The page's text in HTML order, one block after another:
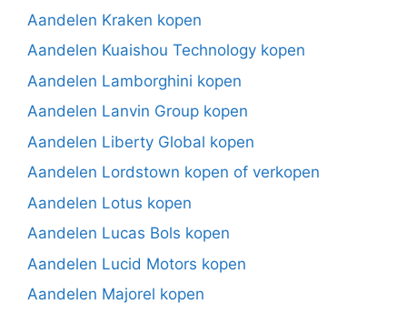
Aandelen Kraken kopen
Aandelen Kuaishou Technology kopen
Aandelen Lamborghini kopen
Aandelen Lanvin Group kopen
Aandelen Liberty Global kopen
Aandelen Lordstown kopen of verkopen
Aandelen Lotus kopen
Aandelen Lucas Bols kopen
Aandelen Lucid Motors kopen
Aandelen Majorel kopen